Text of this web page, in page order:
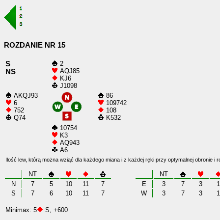
ROZDANIE NR 15
S
NS
2
AQJ85
KJ6
J1098
AKQJ93
6
752
Q74
86
109742
108
K532
10754
K3
AQ943
A6
Ilość lew, którą można wziąć dla każdego miana i z każdej ręki przy optymalnej obronie i
NT
NT
N
7 5 10 11 7 E 3 7 3 1
S
7 6 10 11 7 W 3 7 3 1
Minimax: 5 S, +600